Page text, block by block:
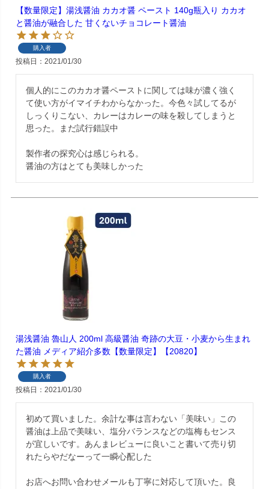
【数量限定】湯浅醤油 カカオ醤 ペースト 140g瓶入り カカオ
と醤油が融合した 甘くないチョコレート醤油
購入者
投稿日 2021/01/30
個人的にこのカカオ醤ペーストに関しては味が濃く強く
て使い方がイマイチわからなかった。今色々試してるが
しっくりこない、カレーはカレーの味を殺してしまうと
思った。まだ試行錯誤中
製作者の探究心は感じられる。
醤油の方はとても美味しかった
湯浅醤油 魯山人 200ml 高級醤油 奇跡の大豆・小麦から生まれ
た醤油 メディア紹介多数【数量限定】【20820】
購入者
投稿日 2021/01/30
初めて買いました。余計な事は言わない「美味い」この
醤油は上品で美味い、塩分バランスなどの塩梅もセンス
が宜しいです。あんまレビューに良いこと書いて売り切
れたらやだなーって一瞬心配した
お店へお問い合わせメールも丁寧に対応して頂いた。良